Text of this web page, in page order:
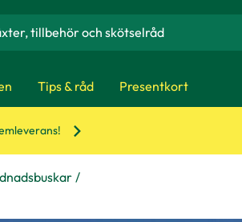
Tips & råd Presentkort